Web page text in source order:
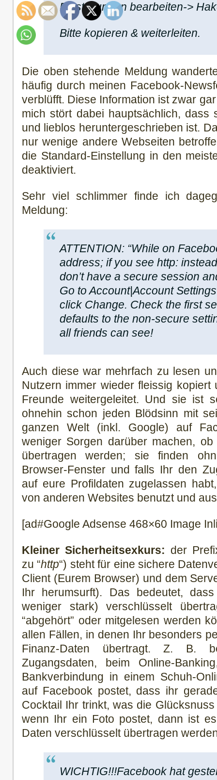
Einstellungen bearbeiten->
Bitte kopieren & weiterleiten.
Die oben stehende Meldung
häufig durch meinen Facebook-
verblüfft. Diese Information ist zwar
mich stört dabei hauptsächlich, dass
und lieblos heruntergeschrieben ist.
nur wenige andere Webseiten
die Standard-Einstellung in den
deaktiviert.
Sehr viel schlimmer finde ich
Meldung:
ATTENTION: “While on
address; if you see http:
don’t have a secure session
Go to Account|Account
click Change. Check the first
defaults to the non-secure
all friends can see!
Auch diese war mehrfach zu lesen
Nutzern immer wieder fleissig
Freunde weitergeleitet. Und sie ist
ohnehin schon jeden Blödsinn mit
ganzen Welt (inkl. Google) auf
weniger Sorgen darüber machen,
übertragen werden; sie finden
Browser-Fenster und falls Ihr den
auf eure Profildaten zugelassen
von anderen Websites benutzt und
[ad#Google Adsense 468×60 Image
Kleiner Sicherheitsexkurs: der
zu “http“) steht für eine sichere
Client (Eurem Browser) und dem
Ihr herumsurft). Das bedeutet,
weniger stark) verschlüsselt
“abgehört” oder mitgelesen werden
allen Fällen, in denen Ihr besonders
Finanz-Daten übertragt. Z. B.
Zugangsdaten, beim Online-
Bankverbindung in einem Schuh-
auf Facebook postet, dass ihr
Cocktail Ihr trinkt, was die
wenn Ihr ein Foto postet, dann ist
Daten verschlüsselt übertragen
WICHTIG!!!Facebook hat